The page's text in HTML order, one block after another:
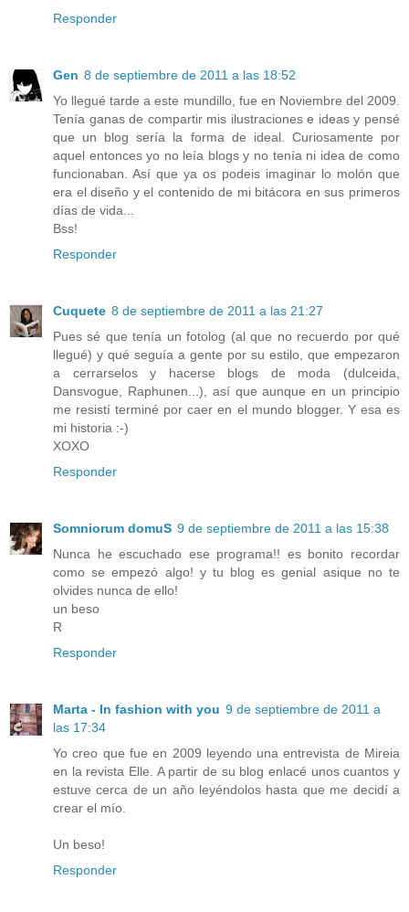
Responder
Gen 8 de septiembre de 2011 a las 18:52
Yo llegué tarde a este mundillo, fue en Noviembre del 2009.
Tenía ganas de compartir mis ilustraciones e ideas y pensé
que un blog sería la forma de ideal. Curiosamente por
aquel entonces yo no leía blogs y no tenía ni idea de como
funcionaban. Así que ya os podeis imaginar lo molón que
era el diseño y el contenido de mi bitácora en sus primeros
días de vida...
Bss!
Responder
Cuquete 8 de septiembre de 2011 a las 21:27
Pues sé que tenía un fotolog (al que no recuerdo por qué
llegué) y qué seguía a gente por su estilo, que empezaron
a cerrarselos y hacerse blogs de moda (dulceida,
Dansvogue, Raphunen...), así que aunque en un principio
me resistí terminé por caer en el mundo blogger. Y esa es
mi historia :-)
XOXO
Responder
Somniorum domuS 9 de septiembre de 2011 a las 15:38
Nunca he escuchado ese programa!! es bonito recordar
como se empezó algo! y tu blog es genial asique no te
olvides nunca de ello!
un beso
R
Responder
Marta - In fashion with you 9 de septiembre de 2011 a
las 17:34
Yo creo que fue en 2009 leyendo una entrevista de Mireia
en la revista Elle. A partir de su blog enlacé unos cuantos y
estuve cerca de un año leyéndolos hasta que me decidí a
crear el mío.
Un beso!
Responder